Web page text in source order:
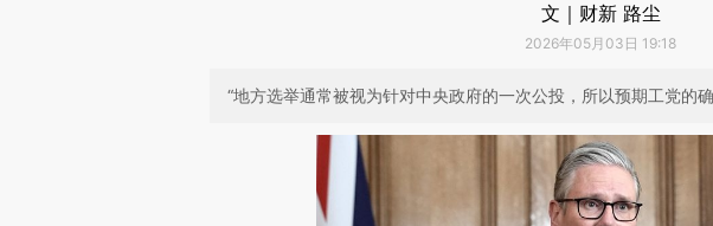
文｜财新 路尘
2026年05月03日 19:18
“地方选举通常被视为针对中央政府的一次公投，所以预期工党的